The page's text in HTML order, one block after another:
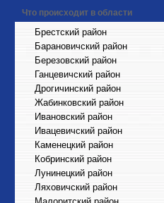
Что происходит в области
Брестский район
Барановичский район
Березовский район
Ганцевичский район
Дрогичинский район
Жабинковский район
Ивановский район
Ивацевичский район
Каменецкий район
Кобринский район
Лунинецкий район
Ляховичский район